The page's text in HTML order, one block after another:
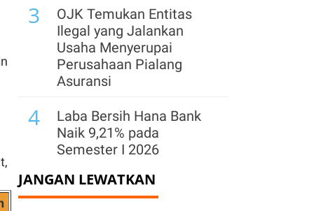
3
OJK Temukan Entitas
Ilegal yang Jalankan
Usaha Menyerupai
Perusahaan Pialang
Asuransi
4
Laba Bersih Hana Bank
Naik 9,21% pada
Semester I 2026
5
RI Perkuat Resiliensi
Ekosistem Sistem
JANGAN LEWATKAN